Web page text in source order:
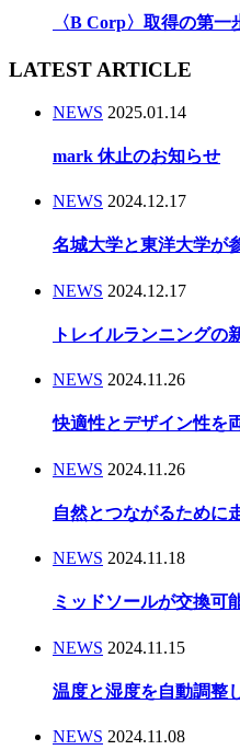
〈B Corp〉取得の第
LATEST ARTICLE
NEWS 2025.01.14
mark 休止のお知らせ
NEWS 2024.12.17
名城大学と東洋大学が
NEWS 2024.12.17
トレイルランニング
NEWS 2024.11.26
快適性とデザイン性を
NEWS 2024.11.26
自然とつながるため
NEWS 2024.11.18
ミッドソールが交換可
NEWS 2024.11.15
温度と湿度を自動調整
NEWS 2024.11.08